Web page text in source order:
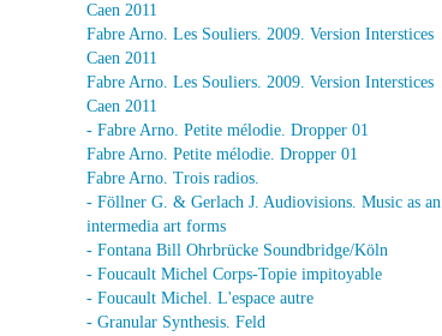
Caen 2011
Fabre Arno. Les Souliers. 2009. Version Interstices
Caen 2011
Fabre Arno. Les Souliers. 2009. Version Interstices
Caen 2011
- Fabre Arno. Petite mélodie. Dropper 01
Fabre Arno. Petite mélodie. Dropper 01
Fabre Arno. Trois radios.
- Föllner G. & Gerlach J. Audiovisions. Music as an
intermedia art forms
- Fontana Bill Ohrbrücke Soundbridge/Köln
- Foucault Michel Corps-Topie impitoyable
- Foucault Michel. L'espace autre
- Granular Synthesis. Feld